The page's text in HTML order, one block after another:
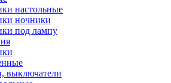
настольные
ночники
под лампу
выключатели